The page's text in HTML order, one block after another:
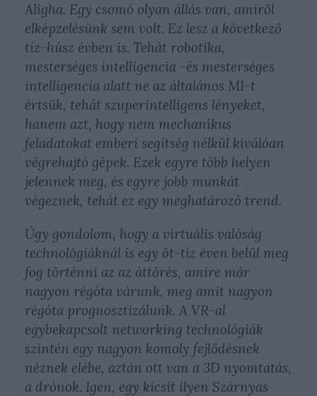
Aligha. Egy csomó olyan állás van, amiről
elképzelésünk sem volt. Ez lesz a következő
tíz-húsz évben is. Tehát robotika,
mesterséges intelligencia -és mesterséges
intelligencia alatt ne az általános MI-t
értsük, tehát szuperintelligens lényeket,
hanem azt, hogy nem mechanikus
feladatokat emberi segítség nélkül kiválóan
végrehajtó gépek. Ezek egyre több helyen
jelennek meg, és egyre jobb munkát
végeznek, tehát ez egy meghatározó trend.
Úgy gondolom, hogy a virtuális valóság
technológiáknál is egy öt-tíz éven belül meg
fog történni az az áttörés, amire már
nagyon régóta várunk, meg amit nagyon
régóta prognosztizálunk. A VR-al
egybekapcsolt networking technológiák
szintén egy nagyon komoly fejlődésnek
néznek elébe, aztán ott van a 3D nyomtatás,
a drónok. Igen, egy kicsit ilyen Szárnyas